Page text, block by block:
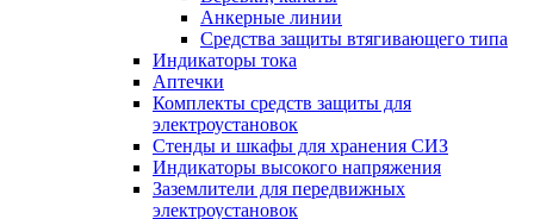
Анкерные линии
Средства защиты втягивающего типа
Индикаторы тока
Аптечки
Комплекты средств защиты для
электроустановок
Стенды и шкафы для хранения СИЗ
Индикаторы высокого напряжения
Заземлители для передвижных
электроустановок